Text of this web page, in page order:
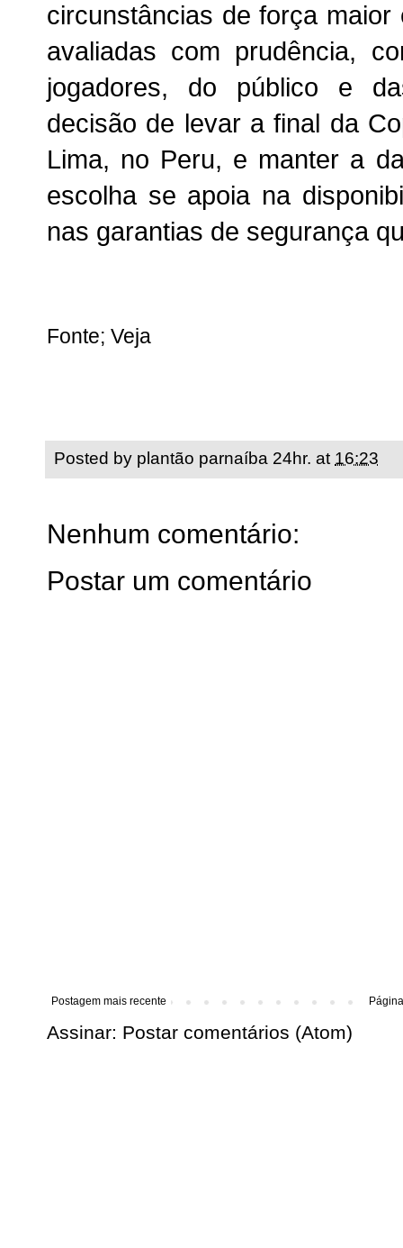
circunstâncias de força
avaliadas com prudência,
jogadores, do público e
decisão de levar a final da
Lima, no Peru, e manter a
escolha se apoia na
nas garantias de segurança
Fonte; Veja
Posted by plantão parnaíba 24hr. at 16:23
Nenhum comentário:
Postar um comentário
Postagem mais recente
Assinar: Postar comentários (Atom)